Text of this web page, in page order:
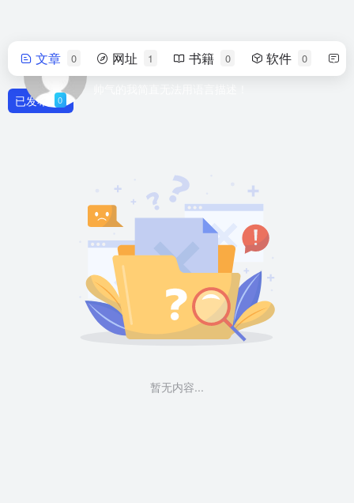
wudil
文章 0 网址 1 书籍 0 软件 0
已发布 0
暂无内容...